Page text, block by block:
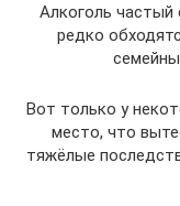
Алкоголь частый
редко
Вот только у
место, что
тяжёлые